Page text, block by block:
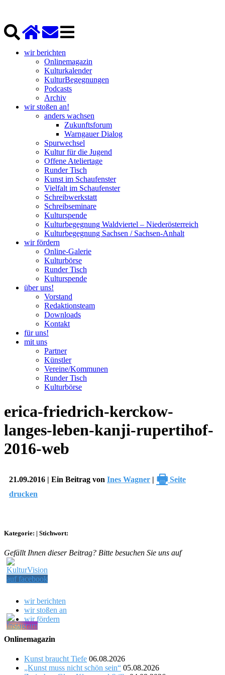
wir berichten
Onlinemagazin
Kulturkalender
KulturBegegnungen
Podcasts
Archiv
wir stoßen an!
anders wachsen
Zukunftsforum
Warngauer Dialog
Spurwechsel
Kultur für die Jugend
Offene Ateliertage
Runder Tisch
Kunst im Schaufenster
Vielfalt im Schaufenster
Schreibwerkstatt
Schreibseminare
Kulturspende
Kulturbegegnung Waldviertel – Niederösterreich
Kulturbegegnung Sachsen / Sachsen-Anhalt
wir fördern
Online-Galerie
Kulturbörse
Runder Tisch
Kulturspende
über uns!
Vorstand
Redaktionsteam
Downloads
Kontakt
für uns!
mit uns
Partner
Künstler
Vereine/Kommunen
Runder Tisch
Kulturbörse
erica-friedrich-kerckow-
langes-leben-kanji-rupertihof-
2016-web
21.09.2016 | Ein Beitrag von Ines Wagner | 🖶 Seite
drucken
Kategorie: | Stichwort:
Gefällt Ihnen dieser Beitrag? Bitte besuchen Sie uns auf
wir berichten
wir stoßen an
wir fördern
Onlinemagazin
Kunst braucht Tiefe 06.08.2026
„Kunst muss nicht schön sein“ 05.08.2026